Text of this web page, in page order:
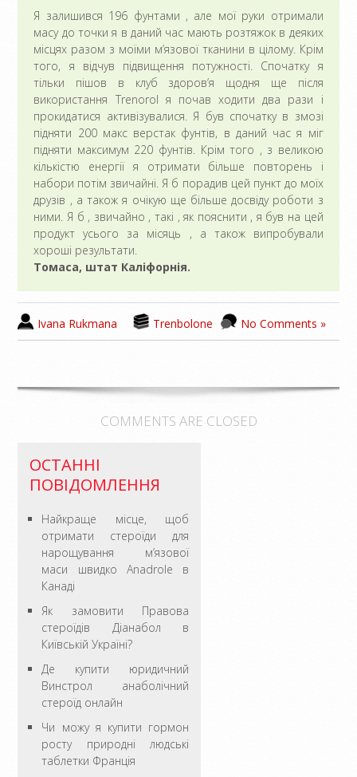
Я залишився 196 фунтами , але мої руки отримали
масу до точки я в даний час мають розтяжок в деяких
місцях разом з моїми м’язової тканини в цілому. Крім
того, я відчув підвищення потужності. Спочатку я
тільки пішов в клуб здоров’я щодня ще після
використання Trenorol я почав ходити два рази і
прокидатися активізувалися. Я був спочатку в змозі
підняти 200 макс верстак фунтів, в даний час я міг
підняти максимум 220 фунтів. Крім того , з великою
кількістю енергії я отримати більше повторень і
набори потім звичайні. Я б порадив цей пункт до моїх
друзів , а також я очікую ще більше досвіду роботи з
ними. Я б , звичайно , такі , як пояснити , я був на цей
продукт усього за місяць , а також випробували
хороші результати.
Томаса, штат Каліфорнія.
Ivana Rukmana Trenbolone No Comments »
COMMENTS ARE CLOSED
ОСТАННІ
ПОВІДОМЛЕННЯ
Найкраще місце, щоб
отримати стероїди для
нарощування м’язової
маси швидко Anadrole в
Канаді
Як замовити Правова
стероїдів Діанабол в
Київській Україні?
Де купити юридичний
Винстрол анаболічний
стероїд онлайн
Чи можу я купити гормон
росту природні людські
таблетки Франція